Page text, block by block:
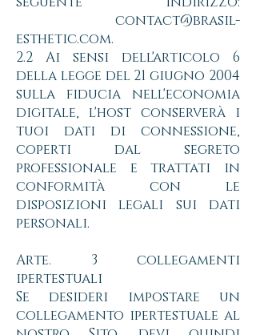
contact@brasil-
esthetic.com.
2.2 Ai sensi dell'articolo 6
della legge del 21 giugno 2004
sulla fiducia nell'economia
digitale, l'host conserverà i
tuoi dati di connessione,
coperti dal segreto
professionale e trattati in
conformità con le
disposizioni legali sui dati
personali.
Arte. 3 collegamenti
ipertestuali
Se desideri impostare un
collegamento ipertestuale al